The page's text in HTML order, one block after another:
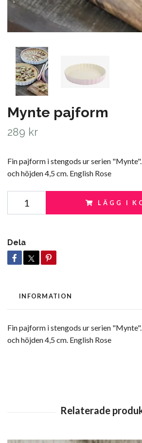
Mynte pajform
289 kr
Fin pajform i stengods ur serien
och höjden 4,5 cm. English Rose
LÄGG I
Dela
INFORMATION
Fin pajform i stengods ur serien
och höjden 4,5 cm. English Rose